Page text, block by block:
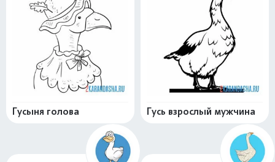
Гусыня голова Гусь взрослый мужчина